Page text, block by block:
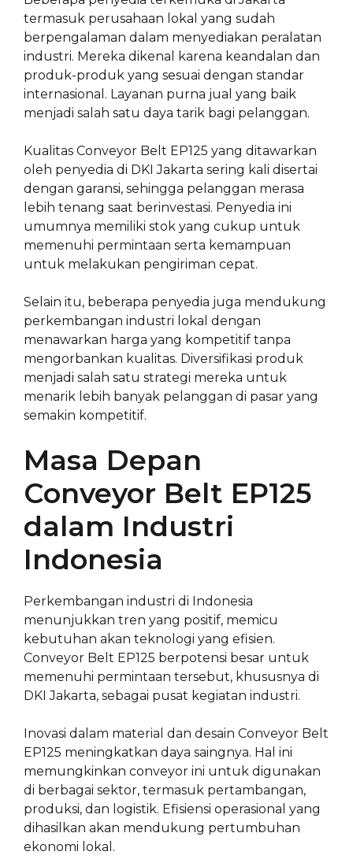
termasuk perusahaan lokal yang sudah
berpengalaman dalam menyediakan peralatan
industri. Mereka dikenal karena keandalan dan
produk-produk yang sesuai dengan standar
internasional. Layanan purna jual yang baik
menjadi salah satu daya tarik bagi pelanggan.
Kualitas Conveyor Belt EP125 yang ditawarkan
oleh penyedia di DKI Jakarta sering kali disertai
dengan garansi, sehingga pelanggan merasa
lebih tenang saat berinvestasi. Penyedia ini
umumnya memiliki stok yang cukup untuk
memenuhi permintaan serta kemampuan
untuk melakukan pengiriman cepat.
Selain itu, beberapa penyedia juga mendukung
perkembangan industri lokal dengan
menawarkan harga yang kompetitif tanpa
mengorbankan kualitas. Diversifikasi produk
menjadi salah satu strategi mereka untuk
menarik lebih banyak pelanggan di pasar yang
semakin kompetitif.
Masa Depan
Conveyor Belt EP125
dalam Industri
Indonesia
Perkembangan industri di Indonesia
menunjukkan tren yang positif, memicu
kebutuhan akan teknologi yang efisien.
Conveyor Belt EP125 berpotensi besar untuk
memenuhi permintaan tersebut, khususnya di
DKI Jakarta, sebagai pusat kegiatan industri.
Inovasi dalam material dan desain Conveyor Belt
EP125 meningkatkan daya saingnya. Hal ini
memungkinkan conveyor ini untuk digunakan
di berbagai sektor, termasuk pertambangan,
produksi, dan logistik. Efisiensi operasional yang
dihasilkan akan mendukung pertumbuhan
ekonomi lokal.